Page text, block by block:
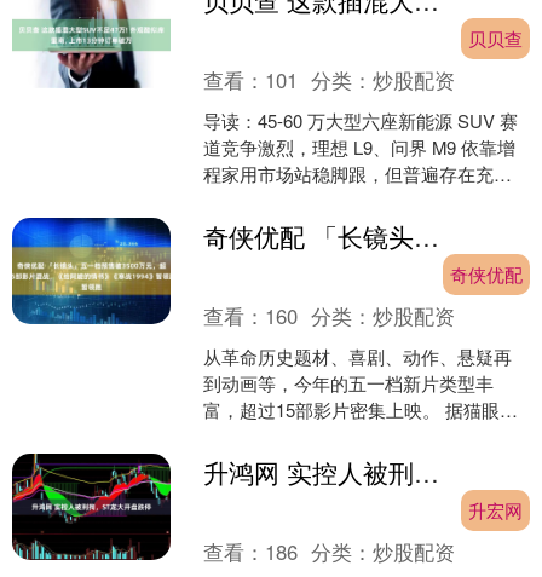
贝贝查
查看： 101 分类：炒股配资
导读：45-60 万大型六座新能源 SUV 赛
道竞争激烈，理想 L9、问界 M9 依靠增
程家用市场站稳脚跟，但普遍存在充电
侧倾....
奇侠优配 「长镜头」五一档预售破3500万元，超15部影片混战，《给阿嬷的情书》《寒战1994》暂领跑
奇侠优配
查看： 160 分类：炒股配资
从革命历史题材、喜剧、动作、悬疑再
到动画等，今年的五一档新片类型丰
富，超过15部影片密集上映。 据猫眼专
年五一档新....
升鸿网 实控人被刑拘，ST龙大开盘跌停
升宏网
查看： 186 分类：炒股配资